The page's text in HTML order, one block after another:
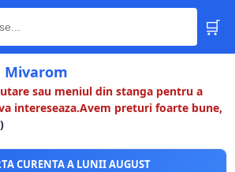
🛒
Mivarom
sau meniul din stanga pentru a
intereseaza.Avem preturi foarte bune,
CURENTA A LUNII AUGUST